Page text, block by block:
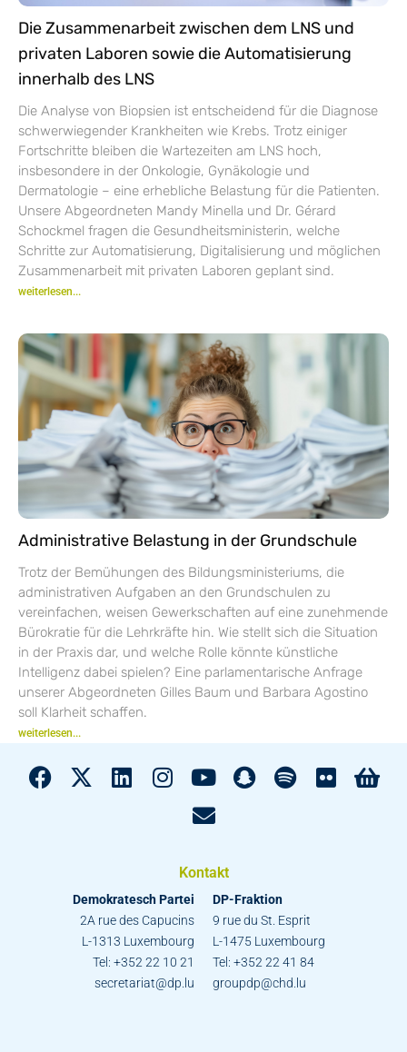
Die Zusammenarbeit zwischen dem LNS und
privaten Laboren sowie die Automatisierung
innerhalb des LNS
Die Analyse von Biopsien ist entscheidend für die Diagnose
schwerwiegender Krankheiten wie Krebs. Trotz einiger
Fortschritte bleiben die Wartezeiten am LNS hoch,
insbesondere in der Onkologie, Gynäkologie und
Dermatologie – eine erhebliche Belastung für die Patienten.
Unsere Abgeordneten Mandy Minella und Dr. Gérard
Schockmel fragen die Gesundheitsministerin, welche
Schritte zur Automatisierung, Digitalisierung und möglichen
Zusammenarbeit mit privaten Laboren geplant sind.
weiterlesen...
Administrative Belastung in der Grundschule
Trotz der Bemühungen des Bildungsministeriums, die
administrativen Aufgaben an den Grundschulen zu
vereinfachen, weisen Gewerkschaften auf eine zunehmende
Bürokratie für die Lehrkräfte hin. Wie stellt sich die Situation
in der Praxis dar, und welche Rolle könnte künstliche
Intelligenz dabei spielen? Eine parlamentarische Anfrage
unserer Abgeordneten Gilles Baum und Barbara Agostino
soll Klarheit schaffen.
weiterlesen...
Kontakt
Demokratesch Partei
2A rue des Capucins
L-1313 Luxembourg
Tel: +352 22 10 21
secretariat@dp.lu
DP-Fraktion
9 rue du St. Esprit
L-1475 Luxembourg
Tel: +352 22 41 84
groupdp@chd.lu